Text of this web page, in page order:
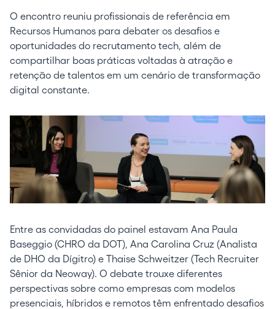
O encontro reuniu profissionais de referência em
Recursos Humanos para debater os desafios e
oportunidades do recrutamento tech, além de
compartilhar boas práticas voltadas à atração e
retenção de talentos em um cenário de transformação
digital constante.
Entre as convidadas do painel estavam Ana Paula
Baseggio (CHRO da DOT), Ana Carolina Cruz (Analista
de DHO da Dígitro) e Thaise Schweitzer (Tech Recruiter
Sênior da Neoway). O debate trouxe diferentes
perspectivas sobre como empresas com modelos
presenciais, híbridos e remotos têm enfrentado desafios